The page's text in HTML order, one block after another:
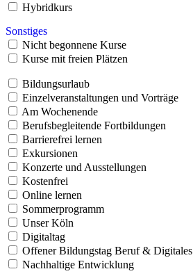
Hybridkurs
Sonstiges
Nicht begonnene Kurse
Kurse mit freien Plätzen
Bildungsurlaub
Einzelveranstaltungen und Vorträge
Am Wochenende
Berufsbegleitende Fortbildungen
Barrierefrei lernen
Exkursionen
Konzerte und Ausstellungen
Kostenfrei
Online lernen
Sommerprogramm
Unser Köln
Digitaltag
Offener Bildungstag Beruf & Digitales
Nachhaltige Entwicklung